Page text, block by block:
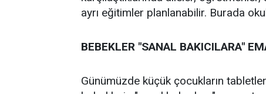
ayrı eğitimler planlanabilir. Burada
BEBEKLER "SANAL BAKICILARA"
Günümüzde küçük çocukların